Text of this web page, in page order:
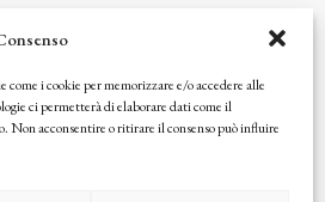
i cookie per memorizzare e/o accedere alle
ci permetterà di elaborare dati come il
Non acconsentire o ritirare il consenso può influire